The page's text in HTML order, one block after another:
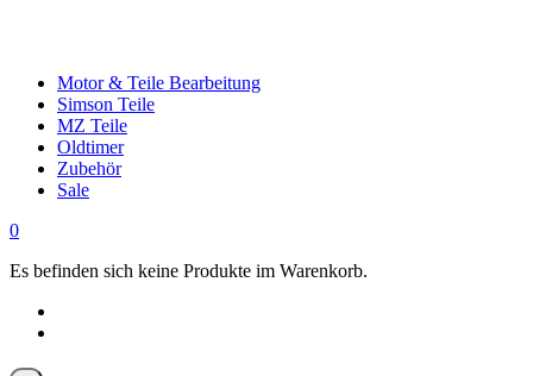
Motor & Teile Bearbeitung
Simson Teile
MZ Teile
Oldtimer
Zubehör
Sale
0
Es befinden sich keine Produkte im Warenkorb.